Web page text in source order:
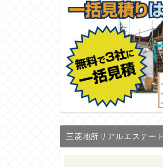
三菱地所リアルエステート